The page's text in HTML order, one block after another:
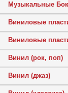
Музыкальные
Виниловые
Виниловые
Винил (рок, поп)
Винил (джаз)